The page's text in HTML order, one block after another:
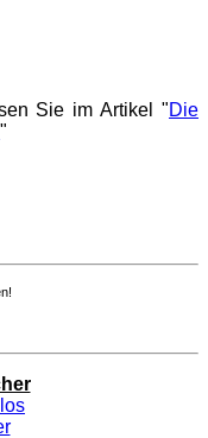
Sie im Artikel "Die
"